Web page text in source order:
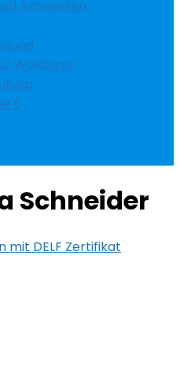
Antworten
Waldkirch
5
Schneider